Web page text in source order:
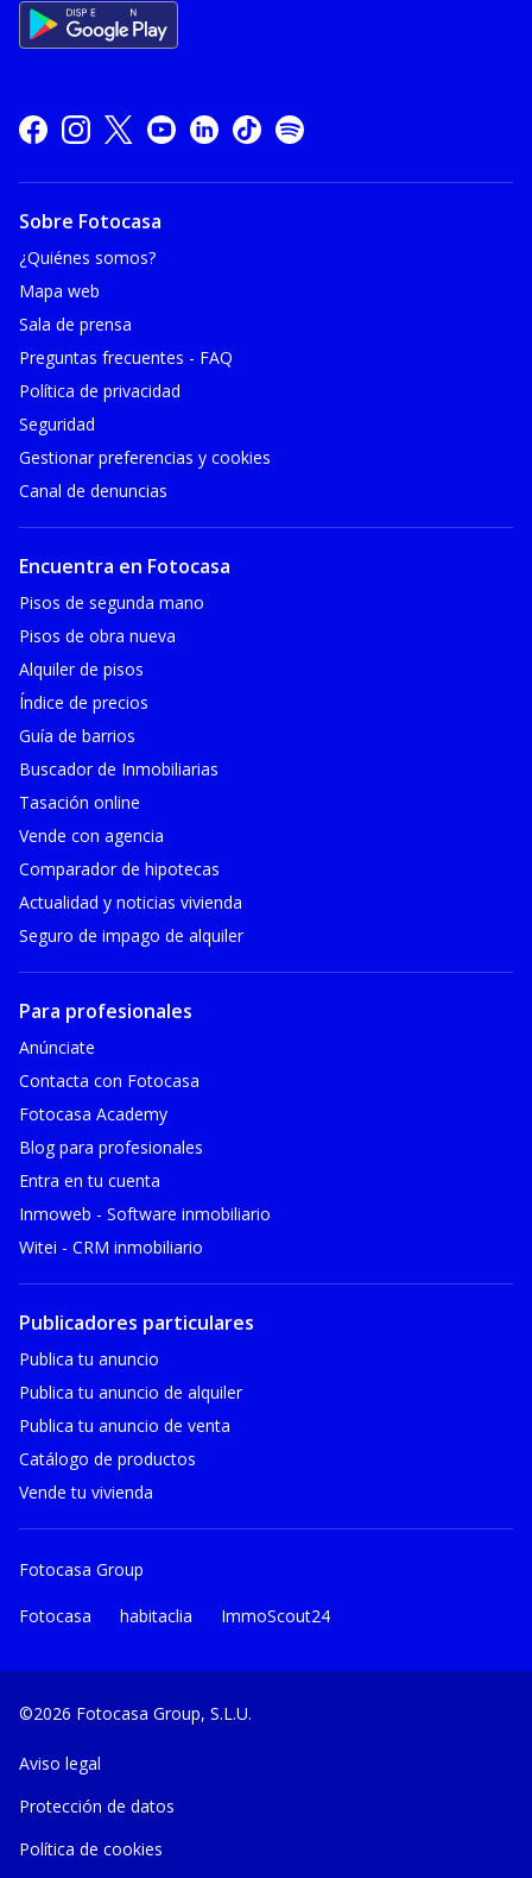
Sobre Fotocasa
¿Quiénes somos?
Mapa web
Sala de prensa
Preguntas frecuentes - FAQ
Política de privacidad
Seguridad
Gestionar preferencias y cookies
Canal de denuncias
Encuentra en Fotocasa
Pisos de segunda mano
Pisos de obra nueva
Alquiler de pisos
Índice de precios
Guía de barrios
Buscador de Inmobiliarias
Tasación online
Vende con agencia
Comparador de hipotecas
Actualidad y noticias vivienda
Seguro de impago de alquiler
Para profesionales
Anúnciate
Contacta con Fotocasa
Fotocasa Academy
Blog para profesionales
Entra en tu cuenta
Inmoweb - Software inmobiliario
Witei - CRM inmobiliario
Publicadores particulares
Publica tu anuncio
Publica tu anuncio de alquiler
Publica tu anuncio de venta
Catálogo de productos
Vende tu vivienda
Fotocasa Group
Fotocasa habitaclia ImmoScout24
©2026 Fotocasa Group, S.L.U.
Aviso legal
Protección de datos
Política de cookies